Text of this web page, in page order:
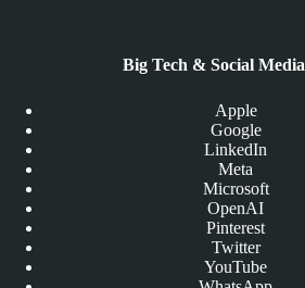
Big Tech & Social Media
Apple
Google
LinkedIn
Meta
Microsoft
OpenAI
Pinterest
Twitter
YouTube